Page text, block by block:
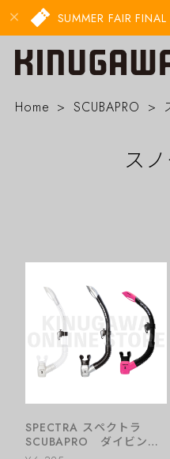
SUMMER FAIR
Home SCUBAPRO
ス
SPECTRA スペクトラ
SCUBAPRO ダイビング